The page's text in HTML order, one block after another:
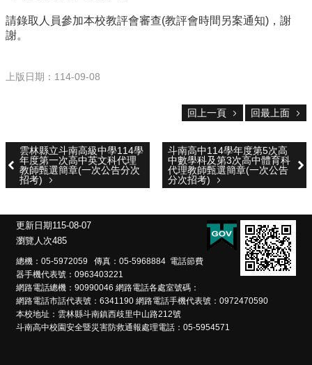
登
入
縣
育
處
意
見
應
認
識
本
校
校
園
請錄取人員參加本校教評會審查(教評會時間另案通知)，謝
謝。
上版日期：114-09-08
回上一頁 回最上面
雲林縣立斗南高級中學114學
年度第一次高中英文科代理
教師甄選簡章(一次公告分次
招考)
斗南高中114學年度第5次高
中數學科及第3次高中體育科
代理教師甄選簡章(一次公告
分次招考)
更新日期115-08-07
瀏覽人次485
總機：05-5972059 傳真：05-5968884 電話節費
器手機代表號：0963403221
網路電話總機：90990046 網路電話各處室號碼：
網路電話市話代表號：6341190 網路電話手機代表號：0972470590
本校地址：雲林縣斗南鎮西歧里中山路212號
斗南高中校園安全暨災害防救通報處理電話：05-5954571